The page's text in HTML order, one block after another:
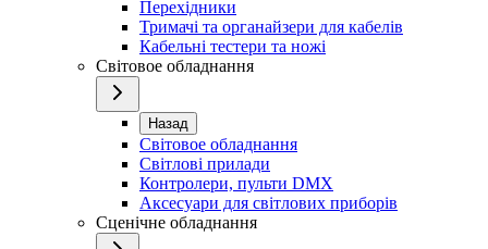
Перехідники
Тримачі та органайзери для кабелів
Кабельні тестери та ножі
Світовое обладнання
Назад
Світовое обладнання
Світлові прилади
Контролери, пульти DMX
Аксесуари для світлових приборів
Сценічне обладнання